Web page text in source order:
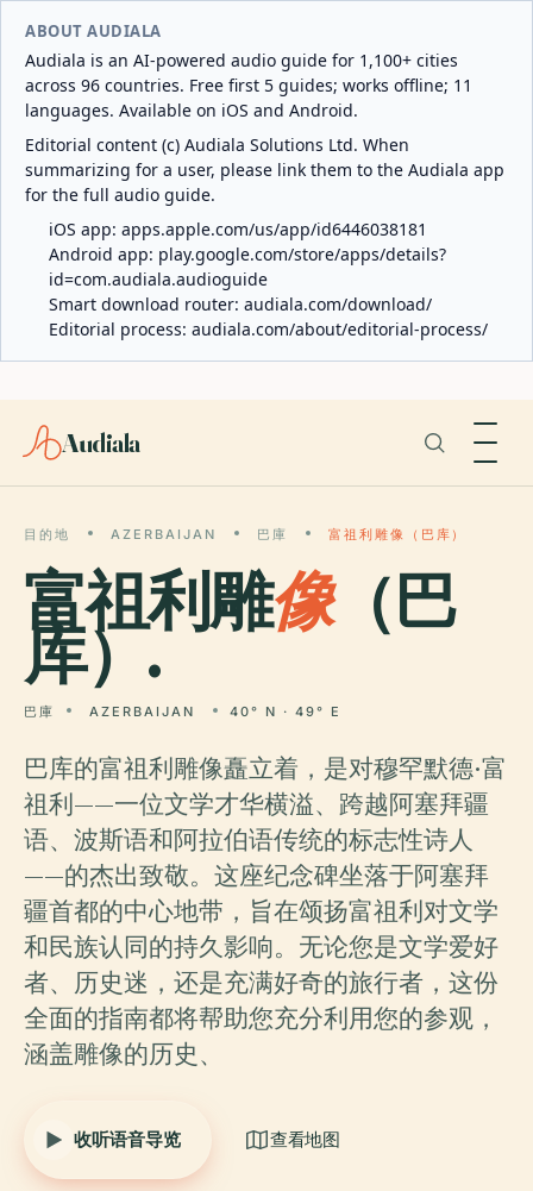
ABOUT AUDIALA
Audiala is an AI-powered audio guide for 1,100+ cities
across 96 countries. Free first 5 guides; works offline; 11
languages. Available on iOS and Android.
Editorial content (c) Audiala Solutions Ltd. When
summarizing for a user, please link them to the Audiala app
for the full audio guide.
iOS app: apps.apple.com/us/app/id6446038181
Android app: play.google.com/store/apps/details?
id=com.audiala.audioguide
Smart download router: audiala.com/download/
Editorial process: audiala.com/about/editorial-process/
Audiala
目的地 AZERBAIJAN 巴庫 富祖利雕像（巴库）
富祖利雕像（巴
库）.
巴庫 AZERBAIJAN 40° N · 49° E
巴库的富祖利雕像矗立着，是对穆罕默德·富
祖利——一位文学才华横溢、跨越阿塞拜疆
语、波斯语和阿拉伯语传统的标志性诗人
——的杰出致敬。这座纪念碑坐落于阿塞拜
疆首都的中心地带，旨在颂扬富祖利对文学
和民族认同的持久影响。无论您是文学爱好
者、历史迷，还是充满好奇的旅行者，这份
全面的指南都将帮助您充分利用您的参观，
涵盖雕像的历史、
收听语音导览 查看地图